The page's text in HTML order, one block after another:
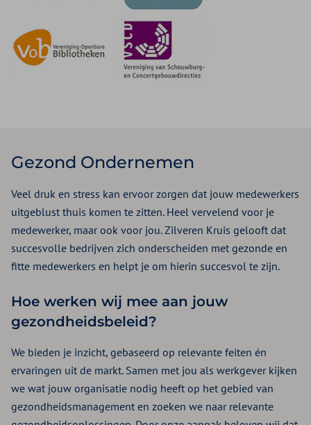
Gezond Ondernemen
Veel druk en stress kan ervoor zorgen dat jouw medewerkers
uitgeblust thuis komen te zitten. Heel vervelend voor je
medewerker, maar ook voor jou. Zilveren Kruis gelooft dat
succesvolle bedrijven zich onderscheiden met gezonde en
fitte medewerkers en helpt je om hierin succesvol te zijn.
Hoe werken wij mee aan jouw
gezondheidsbeleid?
We bieden je inzicht, gebaseerd op relevante feiten én
ervaringen uit de markt. Samen met jou als werkgever kijken
we wat jouw organisatie nodig heeft op het gebied van
gezondheidsmanagement en zoeken we naar relevante